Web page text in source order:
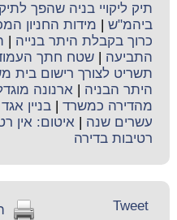
תיק ליקויי בניה שהפך
ביהמ"ש
מידות החניון
כרוך בקבלת היתר בנייה
התביעה |שטח חתך
תשריט לצורך רישום בית
היתר הבניה |ארנונה
מהדירה כמשרד |בניין
עשרים שנה |איטום: אין
רטיבות בדירה
Tweet